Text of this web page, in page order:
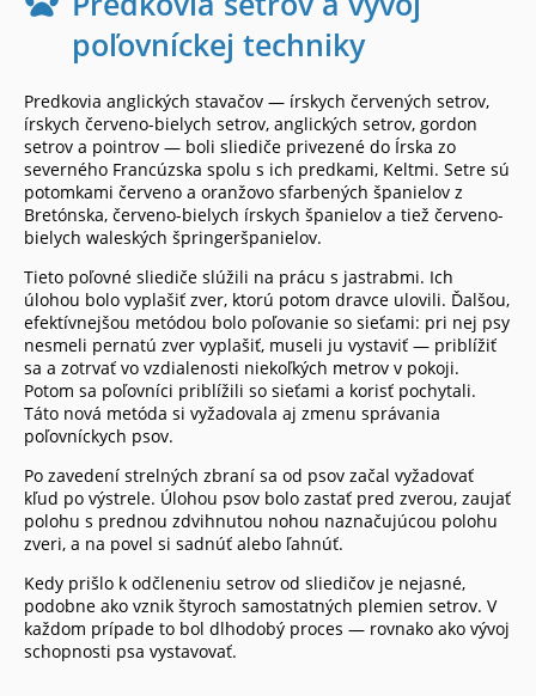
poľovníckej techniky
Predkovia anglických stavačov — írskych červených setrov,
írskych červeno-bielych setrov, anglických setrov, gordon
setrov a pointrov — boli sliediče privezené do Írska zo
severného Francúzska spolu s ich predkami, Keltmi. Setre sú
potomkami červeno a oranžovo sfarbených španielov z
Bretónska, červeno-bielych írskych španielov a tiež červeno-
bielych waleských špringeršpanielov.
Tieto poľovné sliediče slúžili na prácu s jastrabmi. Ich
úlohou bolo vyplašiť zver, ktorú potom dravce ulovili. Ďalšou,
efektívnejšou metódou bolo poľovanie so sieťami: pri nej psy
nesmeli pernatú zver vyplašiť, museli ju vystaviť — priblížiť
sa a zotrvať vo vzdialenosti niekoľkých metrov v pokoji.
Potom sa poľovníci priblížili so sieťami a korisť pochytali.
Táto nová metóda si vyžadovala aj zmenu správania
poľovníckych psov.
Po zavedení strelných zbraní sa od psov začal vyžadovať
kľud po výstrele. Úlohou psov bolo zastať pred zverou, zaujať
polohu s prednou zdvihnutou nohou naznačujúcou polohu
zveri, a na povel si sadnúť alebo ľahnúť.
Kedy prišlo k odčleneniu setrov od sliedičov je nejasné,
podobne ako vznik štyroch samostatných plemien setrov. V
každom prípade to bol dlhodobý proces — rovnako ako vývoj
schopnosti psa vystavovať.